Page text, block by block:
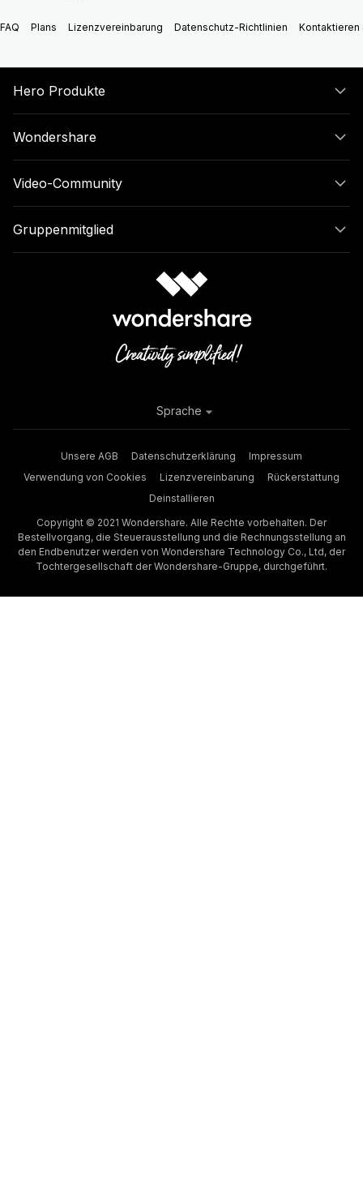
FAQ Plans Lizenzvereinbarung Datenschutz-Richtlinien Kontaktieren
Hero Produkte
Wondershare
Video-Community
Gruppenmitglied
Unsere AGB Datenschutzerklärung
Impressum
Verwendung von Cookies
Lizenzvereinbarung
Rückerstattung
Deinstallieren
Copyright © 2021 Wondershare. Alle Rechte vorbehalten. Der
Bestellvorgang, die Steuerausstellung und die Rechnungsstellung an
den Endbenutzer werden von Wondershare Technology Co., Ltd, der
Tochtergesellschaft der Wondershare-Gruppe, durchgeführt.
Sprache